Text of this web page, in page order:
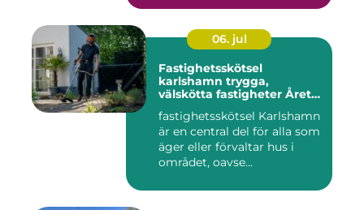
06. jul
Fastighetsskötsel
karlshamn trygga,
välskötta fastigheter Året
fastighetsskötsel Karlshamn
är en central del för alla som
äger eller förvaltar hus i
området, oavse...